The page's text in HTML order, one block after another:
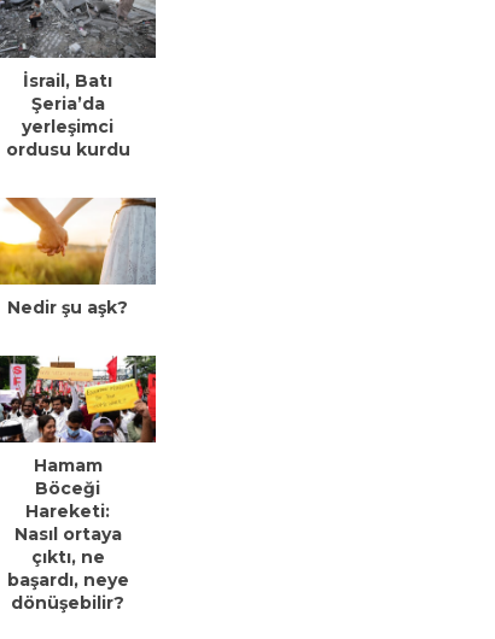
İsrail, Batı
Şeria’da
yerleşimci
ordusu kurdu
Nedir şu aşk?
Hamam
Böceği
Hareketi:
Nasıl ortaya
çıktı, ne
başardı, neye
dönüşebilir?